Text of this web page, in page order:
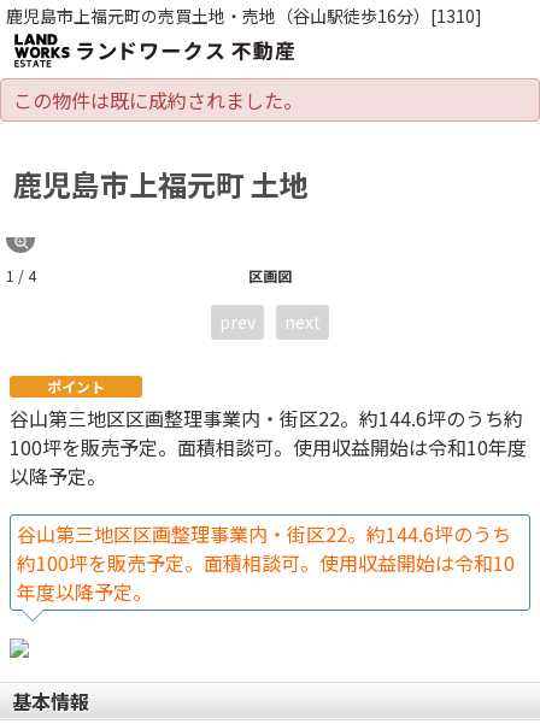
鹿児島市上福元町の売買土地・売地（谷山駅徒歩16分）[1310]
この物件は既に成約されました。
鹿児島市上福元町 土地
区画図
1 / 4
prev next
ポイント
谷山第三地区区画整理事業内・街区22。約144.6坪のうち約
100坪を販売予定。面積相談可。使用収益開始は令和10年度
以降予定。
谷山第三地区区画整理事業内・街区22。約144.6坪のうち
約100坪を販売予定。面積相談可。使用収益開始は令和10
年度以降予定。
基本情報